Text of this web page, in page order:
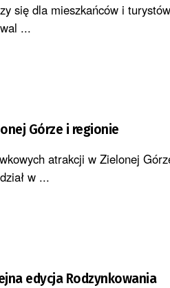
się dla mieszkańców i
...
Górze i regionie
atrakcji w Zielonej
w ...
edycja Rodzynkowania